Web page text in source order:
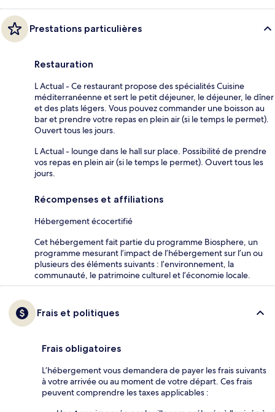
Prestations particulières
Restauration
L Actual - Ce restaurant propose des spécialités Cuisine
méditerranéenne et sert le petit déjeuner, le déjeuner, le dîner
et des plats légers. Vous pouvez commander une boisson au
bar et prendre votre repas en plein air (si le temps le permet).
Ouvert tous les jours.
L Actual - lounge dans le hall sur place. Possibilité de prendre
vos repas en plein air (si le temps le permet). Ouvert tous les
jours.
Récompenses et affiliations
Hébergement écocertifié
Cet hébergement fait partie du programme Biosphere, un
programme mesurant l’impact de l’hébergement sur l’un ou
plusieurs des éléments suivants : l’environnement, la
communauté, le patrimoine culturel et l’économie locale.
Frais et politiques
Frais obligatoires
L’hébergement vous demandera de payer les frais suivants
à votre arrivée ou au moment de votre départ. Ces frais
peuvent comprendre les taxes applicables :